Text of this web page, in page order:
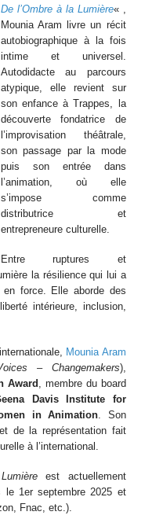
De l’Ombre à la Lumière« ,
Mounia Aram livre un récit
autobiographique à la fois
intime et universel.
Autodidacte au parcours
atypique, elle revient sur
son enfance à Trappes, la
découverte fondatrice de
l’improvisation théâtrale,
son passage par la mode
puis son entrée dans
l’animation, où elle
s’impose comme
distributrice et
entrepreneure culturelle.
Entre ruptures et
la résilience qui lui a
en force. Elle aborde des
intérieure, inclusion,
Mounia Aram
– Changemakers),
Award, membre du board
Davis Institute for
in Animation. Son
de la représentation fait
à l’international.
est actuellement
le 1er septembre 2025 et
Fnac, etc.).